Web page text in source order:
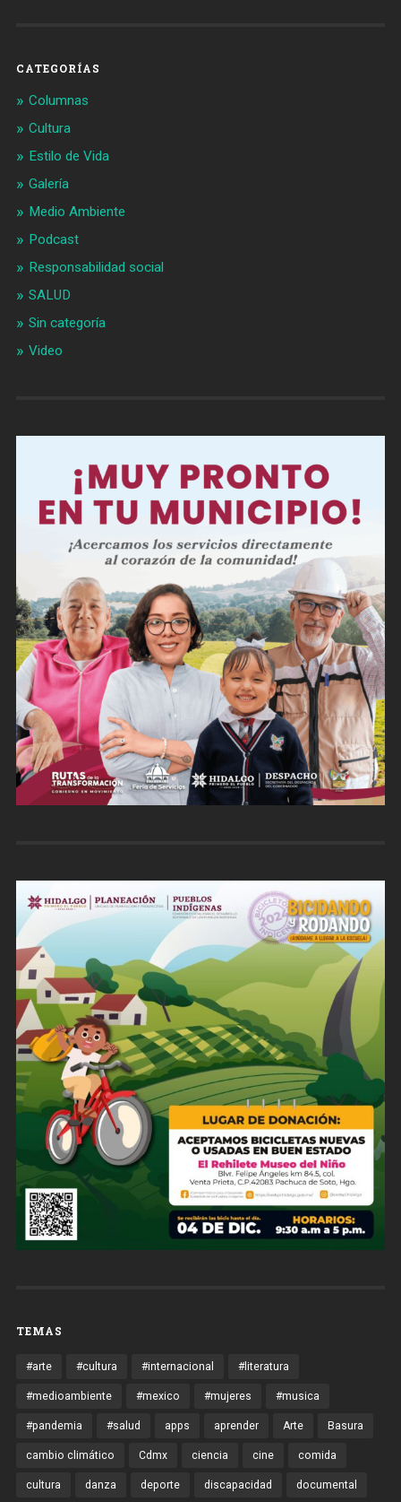
CATEGORÍAS
Columnas
Cultura
Estilo de Vida
Galería
Medio Ambiente
Podcast
Responsabilidad social
SALUD
Sin categoría
Video
TEMAS
#arte #cultura #internacional #literatura
#medioambiente #mexico #mujeres #musica
#pandemia #salud apps aprender Arte Basura
cambio climático Cdmx ciencia cine comida
cultura danza deporte discapacidad documental